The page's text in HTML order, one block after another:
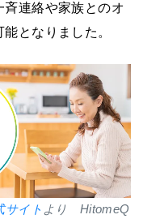
斉連絡や家族とのオ
となりました。
サイト より HitomeQ